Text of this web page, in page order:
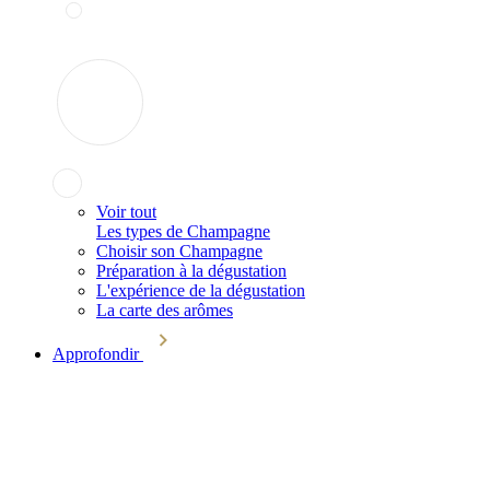
Voir tout
Les types de Champagne
Choisir son Champagne
Préparation à la dégustation
L'expérience de la dégustation
La carte des arômes
Approfondir